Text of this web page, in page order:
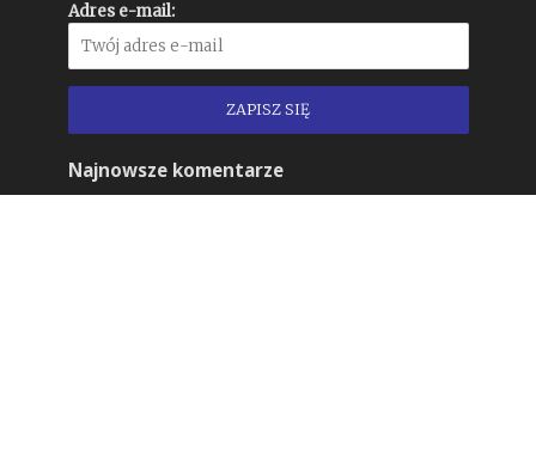
Adres e-mail:
Najnowsze komentarze